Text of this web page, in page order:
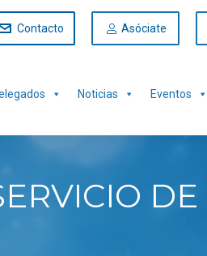
Contacto Asóciate
Noticias Eventos